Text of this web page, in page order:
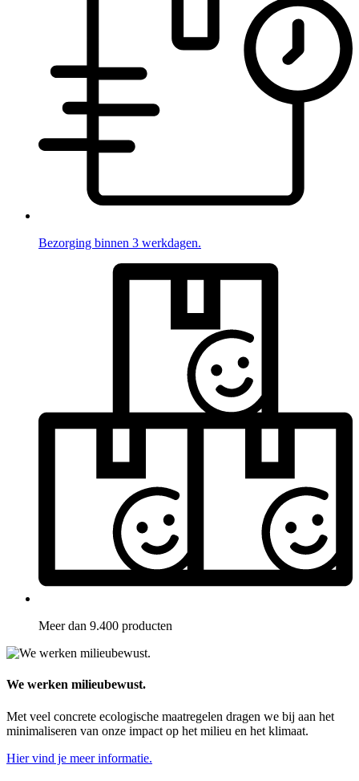
Bezorging binnen 3 werkdagen.
Meer dan 9.400 producten
We werken milieubewust.
Met veel concrete ecologische maatregelen dragen we bij aan het
minimaliseren van onze impact op het milieu en het klimaat.
Hier vind je meer informatie.